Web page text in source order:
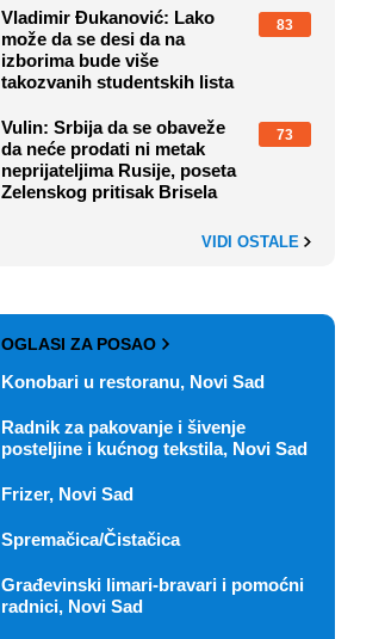
Vladimir Đukanović: Lako
može da se desi da na
izborima bude više
takozvanih studentskih lista
83
Vulin: Srbija da se obaveže
da neće prodati ni metak
neprijateljima Rusije, poseta
Zelenskog pritisak Brisela
73
VIDI OSTALE
OGLASI ZA POSAO
Konobari u restoranu, Novi Sad
Radnik za pakovanje i šivenje
posteljine i kućnog tekstila, Novi Sad
Frizer, Novi Sad
Spremačica/Čistačica
Građevinski limari-bravari i pomoćni
radnici, Novi Sad